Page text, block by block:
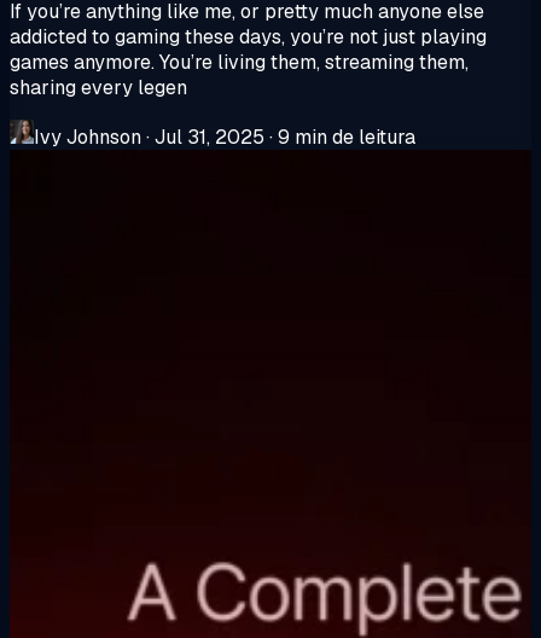
If you’re anything like me, or pretty much anyone else
addicted to gaming these days, you’re not just playing
games anymore. You’re living them, streaming them,
sharing every legen
Ivy Johnson·Jul 31, 2025 ·9 min de leitura